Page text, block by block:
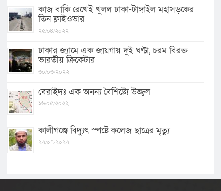
কাজ বাকি রেখেই খুলল ঢাকা-টাঙ্গাইল মহাসড়কের
তিন ফ্লাইওভার
২৫/০৪/২০২২
ঢাকার জ্যামে এক জায়গায় দুই ঘণ্টা, চরম বিরক্ত
ভারতীয় ক্রিকেটার
৩০/০৩/২০২২
বেরাইদঃ এক অনন্য বৈশিষ্ট্যে উজ্জ্বল
১৬/০৫/২০২২
কালীগঞ্জে বিদ্যুৎ স্পষ্টে কলেজ ছাত্রের মৃত্যু
২২/০৭/২০২২